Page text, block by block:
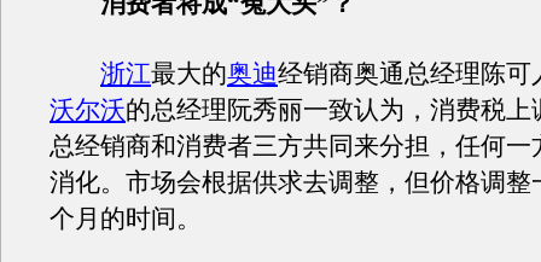
浙江最大的奥迪经销商奥通总经理陈可
沃尔沃的总经理阮秀丽一致认为，消费税上
总经销商和消费者三方共同来分担，任何一
消化。市场会根据供求去调整，但价格调整
个月的时间。